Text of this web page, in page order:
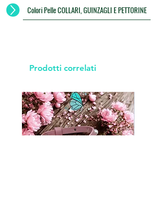
Colori Pelle COLLARI, GUINZAGLI E PETTORINE
Prodotti correlati